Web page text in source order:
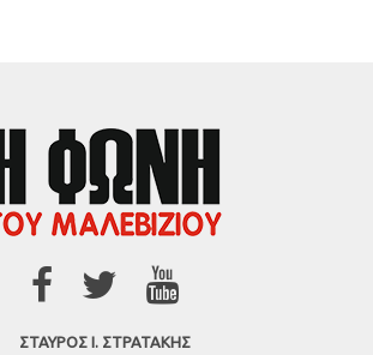
ΣΤΑΥΡΟΣ Ι. ΣΤΡΑΤΑΚΗΣ